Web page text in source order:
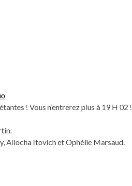
! Vous n’entrerez plus à 19 H 02 !
Aliocha Itovich et Ophélie Marsaud.